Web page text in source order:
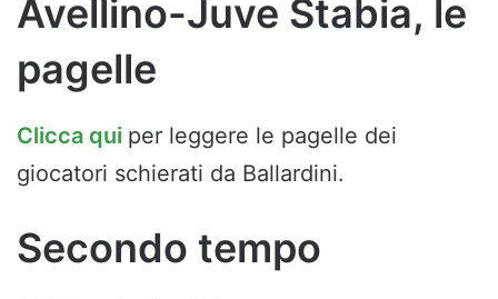
Avellino-Juve Stabia, le
pagelle
Clicca qui per leggere le pagelle dei
giocatori schierati da Ballardini.
Secondo tempo